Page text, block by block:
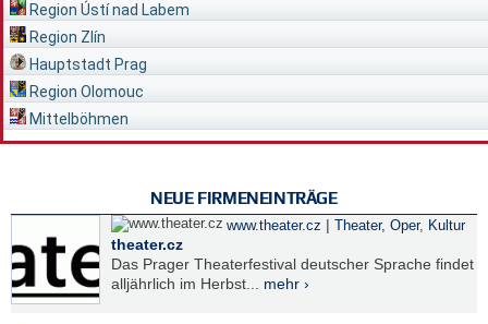
Region Ústí nad Labem
Region Zlín
Hauptstadt Prag
Region Olomouc
Mittelböhmen
NEUE FIRMENEINTRÄGE
www.theater.cz | Theater, Oper, Kultur
theater.cz
Das Prager Theaterfestival deutscher Sprache findet
alljährlich im Herbst... mehr ›